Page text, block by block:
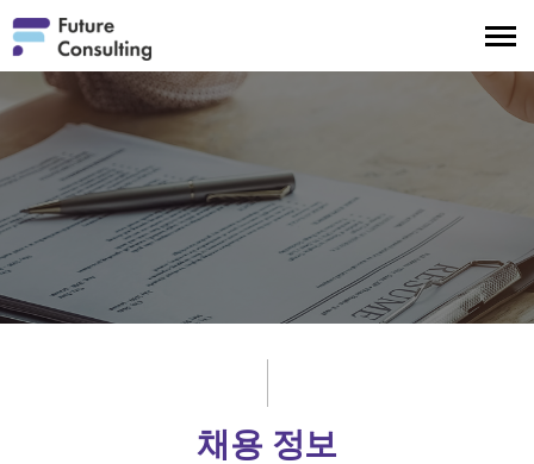
메
보
채용 정보